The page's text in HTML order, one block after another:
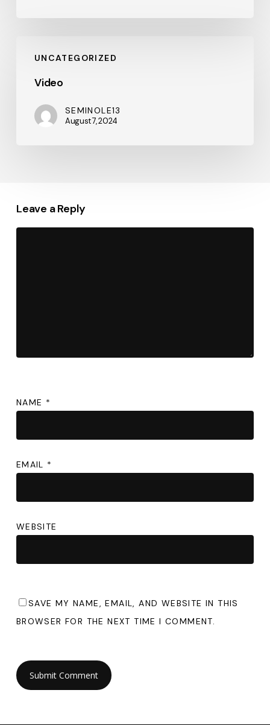
UNCATEGORIZED
Video
SEMINOLE13
August 7, 2024
Leave a Reply
NAME *
EMAIL *
WEBSITE
SAVE MY NAME, EMAIL, AND WEBSITE IN THIS
BROWSER FOR THE NEXT TIME I COMMENT.